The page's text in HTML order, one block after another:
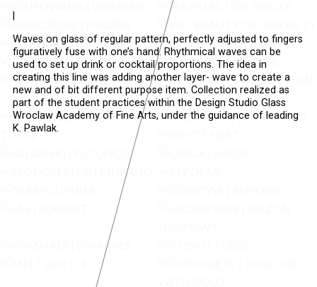
Waves on glass of regular pattern, perfectly adjusted to fingers
figuratively fuse with one’s hand. Rhythmical waves can be
used to set up drink or cocktail proportions. The idea in
creating this line was adding another layer- wave to create a
new and of bit different purpose item. Collection realized as
part of the student practices within the Design Studio Glass
Wroclaw Academy of Fine Arts, under the guidance of leading
K. Pawlak.